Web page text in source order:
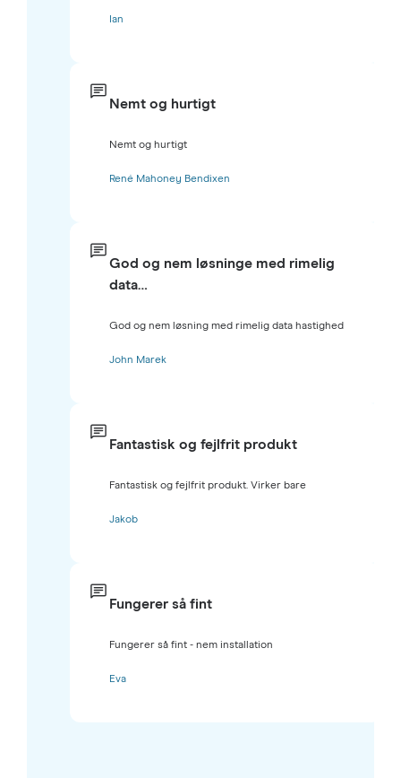
Ian
Nemt og hurtigt
Nemt og hurtigt
René Mahoney Bendixen
God og nem løsninge med rimelig
data…
God og nem løsning med rimelig data hastighed
John Marek
Fantastisk og fejlfrit produkt
Fantastisk og fejlfrit produkt. Virker bare
Jakob
Fungerer så fint
Fungerer så fint - nem installation
Eva